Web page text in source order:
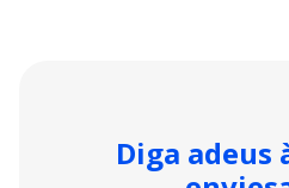
Diga adeus